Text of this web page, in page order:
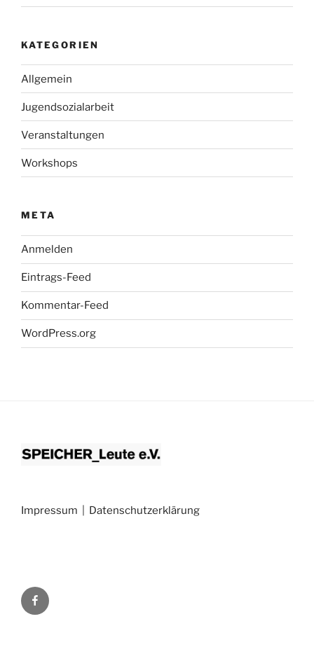
KATEGORIEN
Allgemein
Jugendsozialarbeit
Veranstaltungen
Workshops
META
Anmelden
Eintrags-Feed
Kommentar-Feed
WordPress.org
Impressum Datenschutzerklärung
Facebook